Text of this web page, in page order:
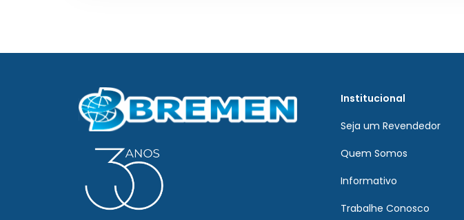
Institucional
Seja um Revendedor
Quem Somos
Informativo
Trabalhe Conosco